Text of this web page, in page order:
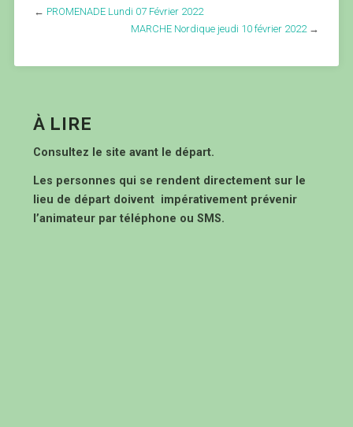
← PROMENADE Lundi 07 Février 2022
MARCHE Nordique jeudi 10 février 2022→
À LIRE
Consultez le site avant le départ.
Les personnes qui se rendent directement sur le
lieu de départ doivent impérativement prévenir
l’animateur par téléphone ou SMS.